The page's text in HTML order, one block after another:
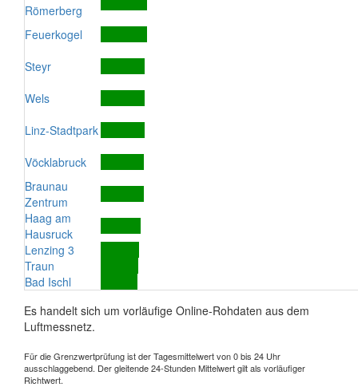
Römerberg
Feuerkogel
Steyr
Wels
Linz-Stadtpark
Vöcklabruck
Braunau
Zentrum
Haag am
Hausruck
Lenzing 3
Traun
Bad Ischl
Es handelt sich um vorläufige Online-Rohdaten aus dem
Luftmessnetz.
Für die Grenzwertprüfung ist der Tagesmittelwert von 0 bis 24 Uhr
ausschlaggebend. Der gleitende 24-Stunden Mittelwert gilt als vorläufiger
Richtwert.